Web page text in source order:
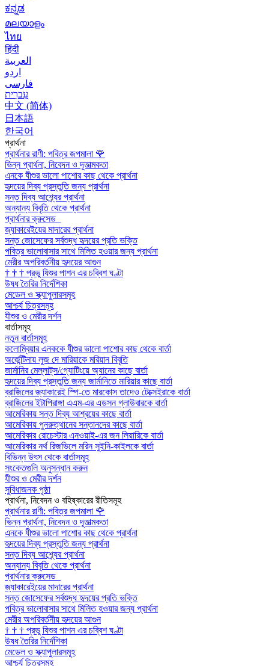
ಕನ್ನಡ
മലയാളം
ไทย
हिंदी
العربية
اردو
فارسی
עִברִית
中文 (简体)
日本語
한국어
প্রার্থনা
প্রার্থনার রাণী: পবিত্র জপমালা 🌹
ভিন্ন প্রার্থনা, নিবেদন ও দূতাত্মকতা
এনকে যীশুর ভালো পাশোর কাছ থেকে প্রার্থনা
হৃদয়ের দিব্য প্রস্তুতি জন্য প্রার্থনা
সন্ত দিব্য আশ্র্যের প্রার্থনা
অন্যান্য বিবৃতি থেকে প্রার্থনা
প্রার্থনার ক্রুসেড
জ্যাকারেইয়ের মাদারের প্রার্থনা
সন্ত জোসেফের সর্বশুদ্ধ হৃদয়ের প্রতি ভক্তি
পবিত্র ভালোবাসার সাথে মিলিত হওয়ার জন্য প্রার্থনা
মেরীর অপরিবর্তনীয় হৃদয়ের আগুন
† † † প্রভু যিশুর পাশন এর চব্বিশ ঘণ্টা
উষধ তৈরির নির্দেশিকা
মেডেল ও স্ক্যাপুলারসমূহ
আশ্চর্য চিত্রসমূহ
যীশুর ও মেরীর দর্শন
বার্তাসমূহ
নতুন বার্তাসমূহ
কলোম্বিয়ার এনককে যীশুর ভালো পাশোর কাছ থেকে বার্তা
অর্জেন্টিনায় লুজ দে মারিয়াকে মরিয়ান বিবৃতি
জার্মানির মেল্লাট্‌স/গ্যোটিংয়ে অ্যানের কাছে বার্তা
হৃদয়ের দিব্য প্রস্তুতি জন্য জার্মানিতে মারিয়ার কাছে বার্তা
ব্রাজিলের জ্যাকারেই স্পি-তে মারকোস তাদেও টেক্সেইরাকে বার্তা
ব্রাজিলের ইটাপিরাঙ্গা এএম-এর এডসন গ্লাউবারকে বার্তা
আমেরিকায় সন্ত দিব্য আশ্রয়ের কাছে বার্তা
আমেরিকায় পুনরুত্থানের সন্তানদের কাছে বার্তা
আমেরিকার রোচেস্টার এনওয়াই-এর জন লিয়ারিকে বার্তা
আমেরিকার নর্থ রিজভিলে মরিন সুইনি-কাইলকে বার্তা
বিভিন্ন উৎস থেকে বার্তাসমূহ
সংকেতগুলি অনুসন্ধান করুন
যীশুর ও মেরীর দর্শন
সুবিধাজনক পৃষ্ঠা
প্রার্থনা, নিবেদন ও বহিষ্কারের রীতিসমূহ
প্রার্থনার রাণী: পবিত্র জপমালা 🌹
ভিন্ন প্রার্থনা, নিবেদন ও দূতাত্মকতা
এনকে যীশুর ভালো পাশোর কাছ থেকে প্রার্থনা
হৃদয়ের দিব্য প্রস্তুতি জন্য প্রার্থনা
সন্ত দিব্য আশ্র্যের প্রার্থনা
অন্যান্য বিবৃতি থেকে প্রার্থনা
প্রার্থনার ক্রুসেড
জ্যাকারেইয়ের মাদারের প্রার্থনা
সন্ত জোসেফের সর্বশুদ্ধ হৃদয়ের প্রতি ভক্তি
পবিত্র ভালোবাসার সাথে মিলিত হওয়ার জন্য প্রার্থনা
মেরীর অপরিবর্তনীয় হৃদয়ের আগুন
† † † প্রভু যিশুর পাশন এর চব্বিশ ঘণ্টা
উষধ তৈরির নির্দেশিকা
মেডেল ও স্ক্যাপুলারসমূহ
আশ্চর্য চিত্রসমূহ